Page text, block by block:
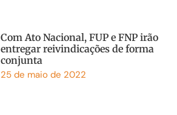
Com Ato Nacional, FUP e FNP irão
entregar reivindicações de forma
conjunta
25 de maio de 2022